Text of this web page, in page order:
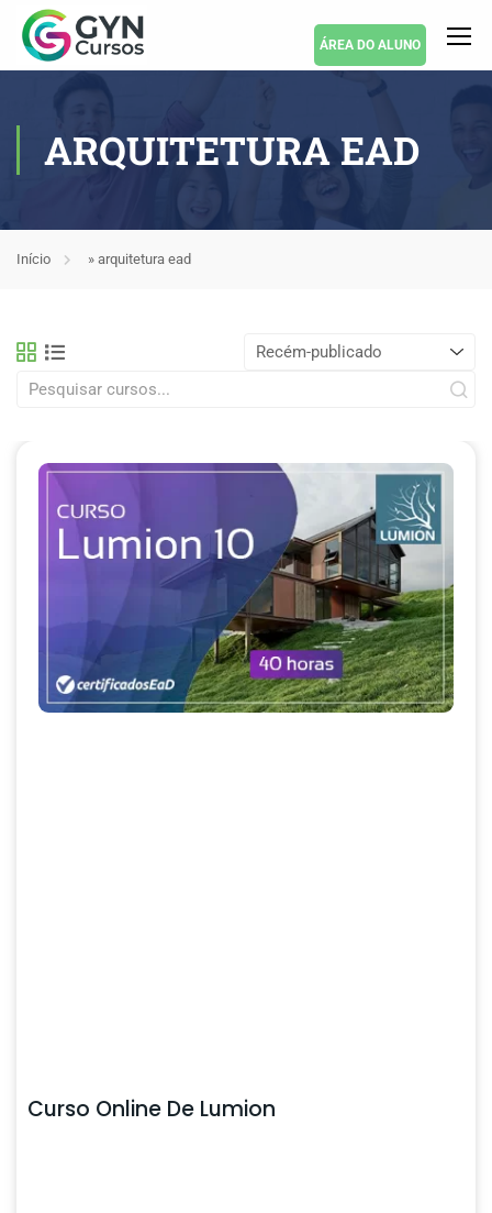
ÁREA DO ALUNO
ARQUITETURA EAD
Início » arquitetura ead
Curso Online De Lumion